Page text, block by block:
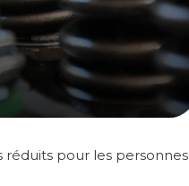
réduits pour les personnes